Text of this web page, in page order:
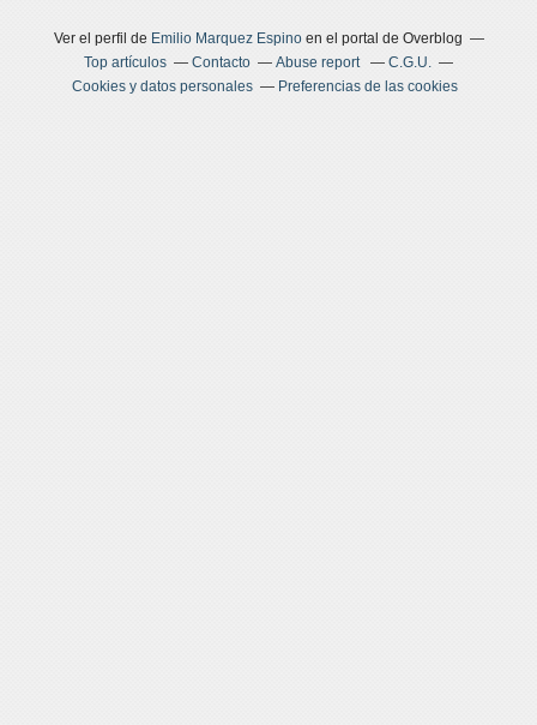
Ver el perfil de Emilio Marquez Espinoen el portal de Overblog
Top artículos
Contacto Abuse report
C.G.U.
Cookies y datos personales
Preferencias de las cookies